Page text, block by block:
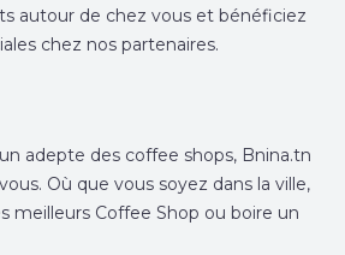
autour de chez vous et bénéficiez
chez nos partenaires.
adepte des coffee shops, Bnina.tn
Où que vous soyez dans la ville,
meilleurs Coffee Shop ou boire un